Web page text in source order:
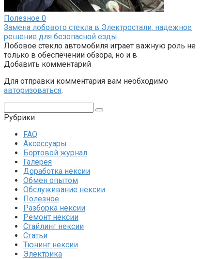
Полезное 0
Замена лобового стекла в Электростали: надежное
решение для безопасной езды
Лобовое стекло автомобиля играет важную роль не
только в обеспечении обзора, но и в
Добавить комментарий
Для отправки комментария вам необходимо
авторизоваться.
Рубрики
FAQ
Аксессуары
Бортовой журнал
Галерея
Доработка нексии
Обмен опытом
Обслуживание нексии
Полезное
Разборка нексии
Ремонт нексии
Стайлинг нексии
Статьи
Тюнинг нексии
Электрика